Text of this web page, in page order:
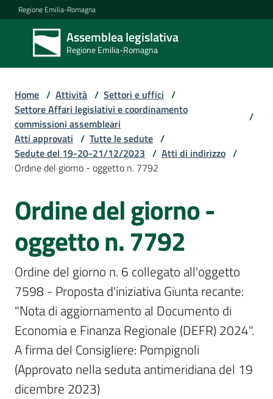
Vai al contenuto
Vai alla navigazione
Vai al footer
Regione Emilia-Romagna
Assemblea legislativa
Regione Emilia-Romagna
Assemblea
legislativa
Regione Emilia-
Assemblea
Per
i
media
Per
i
cittadini
Home / Attività / Settori e uffici /
Settore Affari legislativi e coordinamento
commissioni assembleari
/
Atti approvati / Tutte le sedute /
Sedute del 19-20-21/12/2023 / Atti di indirizzo /
Ordine del giorno - oggetto n. 7792
Ordine del giorno -
oggetto n. 7792
Ordine del giorno n. 6 collegato all'oggetto
7598 - Proposta d'iniziativa Giunta recante:
"Nota di aggiornamento al Documento di
Economia e Finanza Regionale (DEFR) 2024".
A firma del Consigliere: Pompignoli
(Approvato nella seduta antimeridiana del 19
dicembre 2023)